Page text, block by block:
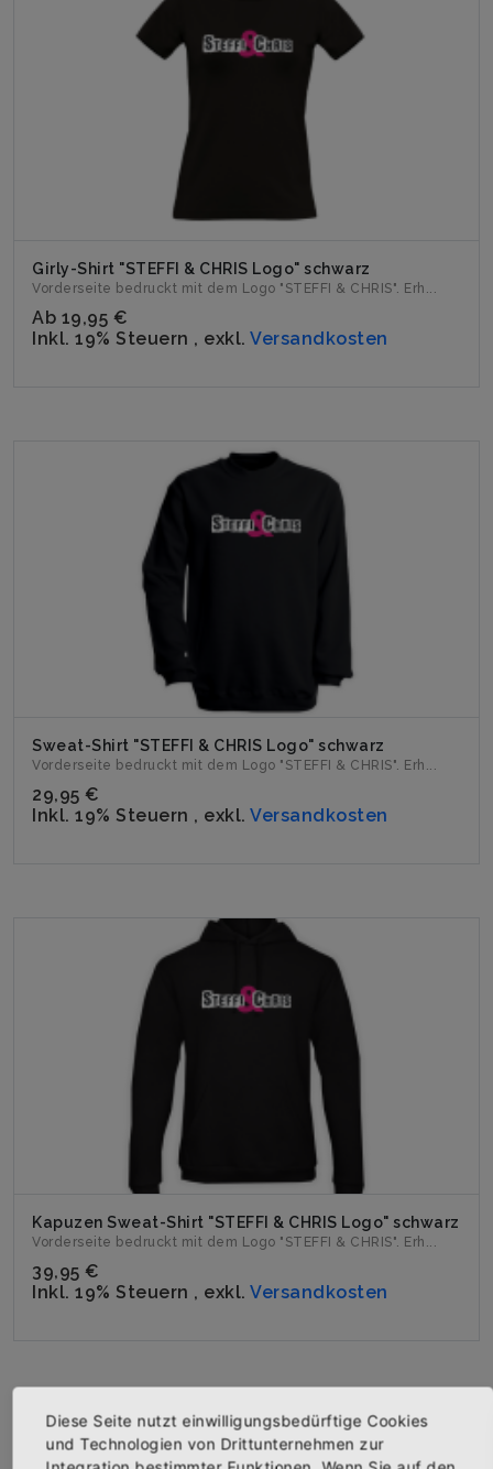
Girly-Shirt "STEFFI & CHRIS Logo" schwarz
Vorderseite bedruckt mit dem Logo "STEFFI & CHRIS". Erh...
Ab 19,95 €
Inkl. 19% Steuern , exkl. Versandkosten
Sweat-Shirt "STEFFI & CHRIS Logo" schwarz
Vorderseite bedruckt mit dem Logo "STEFFI & CHRIS". Erh...
29,95 €
Inkl. 19% Steuern , exkl. Versandkosten
Kapuzen Sweat-Shirt "STEFFI & CHRIS Logo" schwarz
Vorderseite bedruckt mit dem Logo "STEFFI & CHRIS". Erh...
39,95 €
Inkl. 19% Steuern , exkl. Versandkosten
Diese Seite nutzt einwilligungsbedürftige Cookies
und Technologien von Drittunternehmen zur